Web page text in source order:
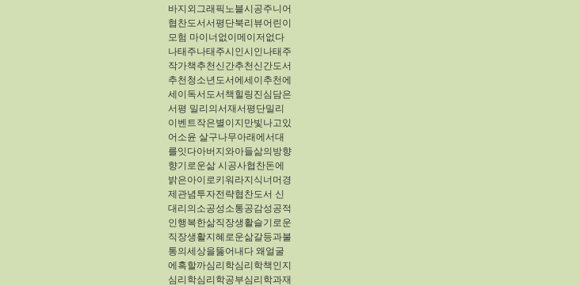
바지외그래픽노블시공주니어
협찬도서서평단북리뷰어린이
모험 마이너없이메이저없다
나태주나태주시인시인나태주
작가책추천신간추천신간도서
추천청소년도서에세이추천에
세이독서도서책힐링진심담은
서평 밀리의서재서평단밀리
이벤트작은별이지만빛나고있
어소윤 살구나무아래에서대
를잇다아버지와아들삶의방향
향기로운삶 시공사협찬돈에
밝은아이로키워라지식너머경
제관념투자전략협찬도서​ 신
대리의소공성소통공감성공적
인행복한삶직장생활슬기로운
직장생활지혜로운삶갈등과불
통의세상을뚫어내다 왜얼굴
에혹할까심리학심리학책인지
심리학심리학공부심리학과재